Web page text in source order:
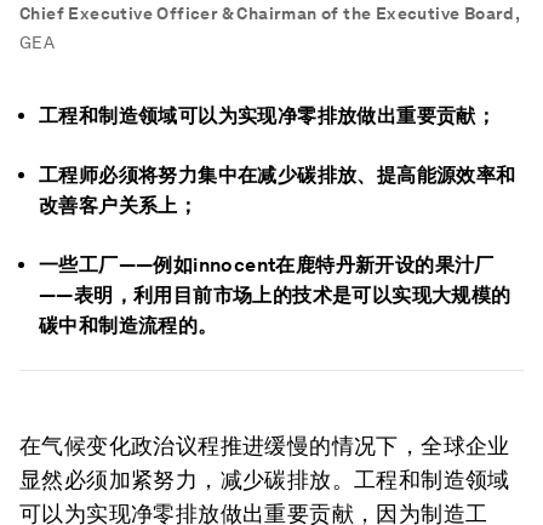
Chief Executive Officer & Chairman of the Executive Board,
GEA
工程和制造领域可以为实现净零排放做出重要贡献；
工程师必须将努力集中在减少碳排放、提高能源效率和
改善客户关系上；
一些工厂——例如innocent在鹿特丹新开设的果汁厂
——表明，利用目前市场上的技术是可以实现大规模的
碳中和制造流程的。
在气候变化政治议程推进缓慢的情况下，全球企业
显然必须加紧努力，减少碳排放。工程和制造领域
可以为实现净零排放做出重要贡献，因为制造工